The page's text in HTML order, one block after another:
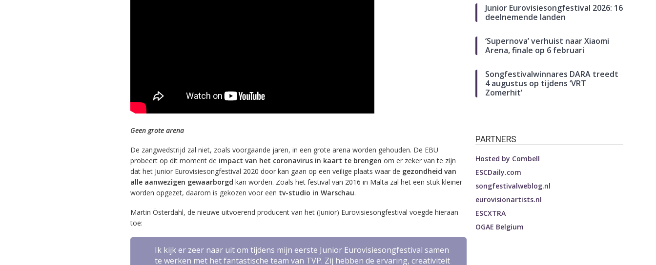
Geen grote arena
De zangwedstrijd zal niet, zoals voorgaande jaren, in een grote arena worden gehouden. De EBU
probeert op dit moment de impact van het coronavirus in kaart te brengen om er zeker van te zijn
dat het Junior Eurovisiesongfestival 2020 door kan gaan op een veilige plaats waar de gezondheid van
alle aanwezigen gewaarborgd kan worden. Zoals het festival van 2016 in Malta zal het een stuk kleiner
worden opgezet, daarom is gekozen voor een tv-studio in Warschau.
Martin Österdahl, de nieuwe uitvoerend producent van het (Junior) Eurovisiesongfestival voegde hieraan
toe:
Ik kijk er zeer naar uit om tijdens mijn eerste Junior Eurovisiesongfestival samen
te werken met het fantastische team van TVP. Zij hebben de ervaring, creativiteit
Junior Eurovisiesongfestival 2026: 16
deelnemende landen
‘Supernova’ verhuist naar Xiaomi
Arena, finale op 6 februari
Songfestivalwinnares DARA treedt
4 augustus op tijdens ‘VRT
Zomerhit’
PARTNERS
Hosted by Combell
ESCDaily.com
songfestivalweblog.nl
eurovisionartists.nl
ESCXTRA
OGAE Belgium